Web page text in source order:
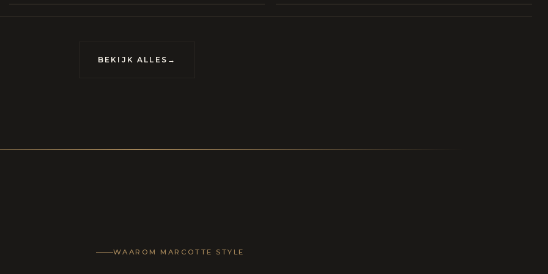
BEKIJK ALLES →
WAAROM MARCOTTE STYLE